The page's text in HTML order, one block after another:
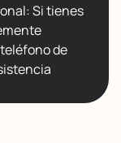
Si tienes
de